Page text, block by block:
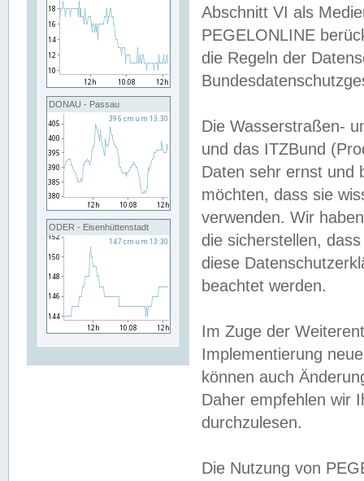
DONAU - Passau
ODER - Eisenhüttenstadt
Abschnitt VI als
PEGELONLINE
die Regeln der
Die Wasserstraßen-
und das ITZBund
Daten sehr ernst und
möchten, dass sie
verwenden. Wir
die sicherstellen,
diese
beachtet werden.
Im Zuge der
Implementierung
können auch
Daher empfehlen wir
durchzulesen.
Die Nutzung von